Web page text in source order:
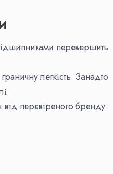
перевершить
легкість. Занадто
перевіреного бренду